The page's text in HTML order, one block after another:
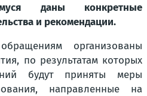
даны конкретные
и рекомендации.
организованы
по результатам которых
будут приняты меры
направленные на